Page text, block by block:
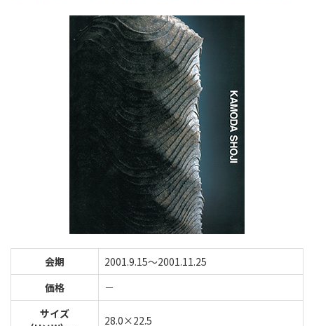
会期
2001.9.15～2001.11.25
価格
－
サイズ
28.0×22.5